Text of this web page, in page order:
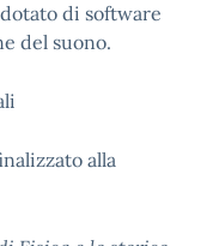
di software
del suono.
alla